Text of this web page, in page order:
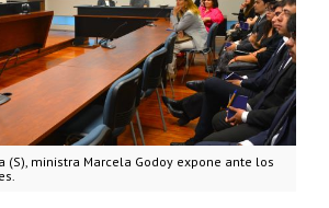
(S), ministra Marcela Godoy expone ante los